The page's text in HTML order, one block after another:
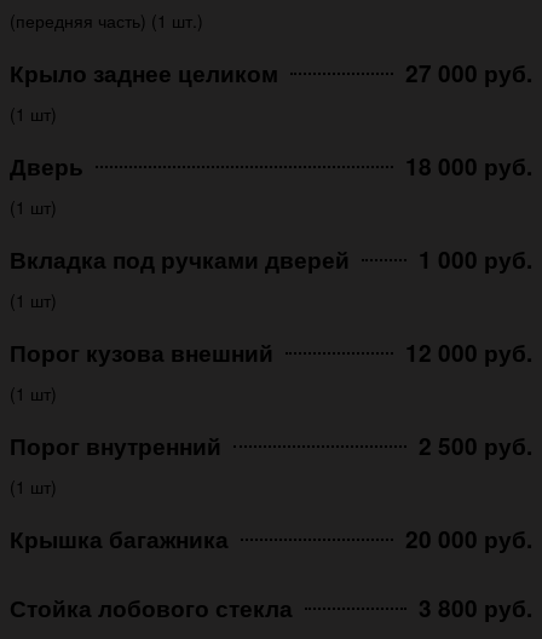
(передняя часть) (1 шт.)
Крыло заднее целиком 27 000 руб.
(1 шт)
Дверь 18 000 руб.
(1 шт)
Вкладка под ручками дверей 1 000 руб.
(1 шт)
Порог кузова внешний 12 000 руб.
(1 шт)
Порог внутренний 2 500 руб.
(1 шт)
Крышка багажника 20 000 руб.
Стойка лобового стекла 3 800 руб.